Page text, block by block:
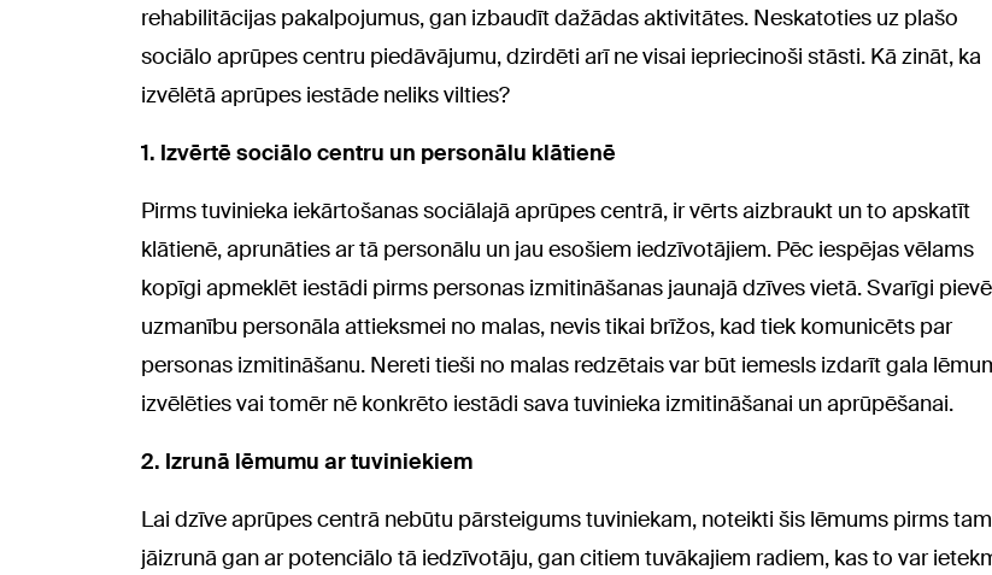
rehabilitācijas pakalpojumus, gan izbaudīt dažādas aktivitātes. Neskatoties uz plašo
sociālo aprūpes centru piedāvājumu, dzirdēti arī ne visai iepriecinoši stāsti. Kā zināt, ka
izvēlētā aprūpes iestāde neliks vilties?
1. Izvērtē sociālo centru un personālu klātienē
Pirms tuvinieka iekārtošanas sociālajā aprūpes centrā, ir vērts aizbraukt un to apskatīt
klātienē, aprunāties ar tā personālu un jau esošiem iedzīvotājiem. Pēc iespējas vēlams
kopīgi apmeklēt iestādi pirms personas izmitināšanas jaunajā dzīves vietā. Svarīgi
uzmanību personāla attieksmei no malas, nevis tikai brīžos, kad tiek komunicēts par
personas izmitināšanu. Nereti tieši no malas redzētais var būt iemesls izdarīt gala
izvēlēties vai tomēr nē konkrēto iestādi sava tuvinieka izmitināšanai un aprūpēšanai.
2. Izrunā lēmumu ar tuviniekiem
Lai dzīve aprūpes centrā nebūtu pārsteigums tuviniekam, noteikti šis lēmums pirms
jāizrunā gan ar potenciālo tā iedzīvotāju, gan citiem tuvākajiem radiem, kas to var